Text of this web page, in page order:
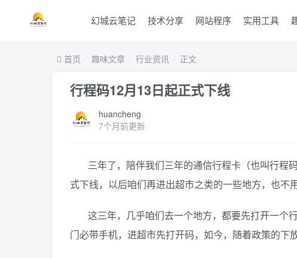
幻城云笔记 技术分享 网站程序 实用工具
首页 趣味文章 行业资讯 正文
行程码12月13日起正式下线
huancheng
7个月前更新
三年了，陪伴我们三年的通信行程卡（也叫行程
式下线，以后咱们再进出超市之类的一些地方，也不
这三年，几乎咱们去一个地方，都要先打开一个
门必带手机，进超市先打开码，如今，随着政策的下